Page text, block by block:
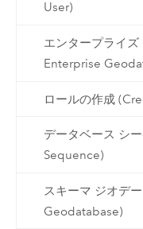
User)
エンタープライ
Enterprise
ロールの作成
データベース シ
Sequence)
スキーマ ジオデ
Geodatabase)